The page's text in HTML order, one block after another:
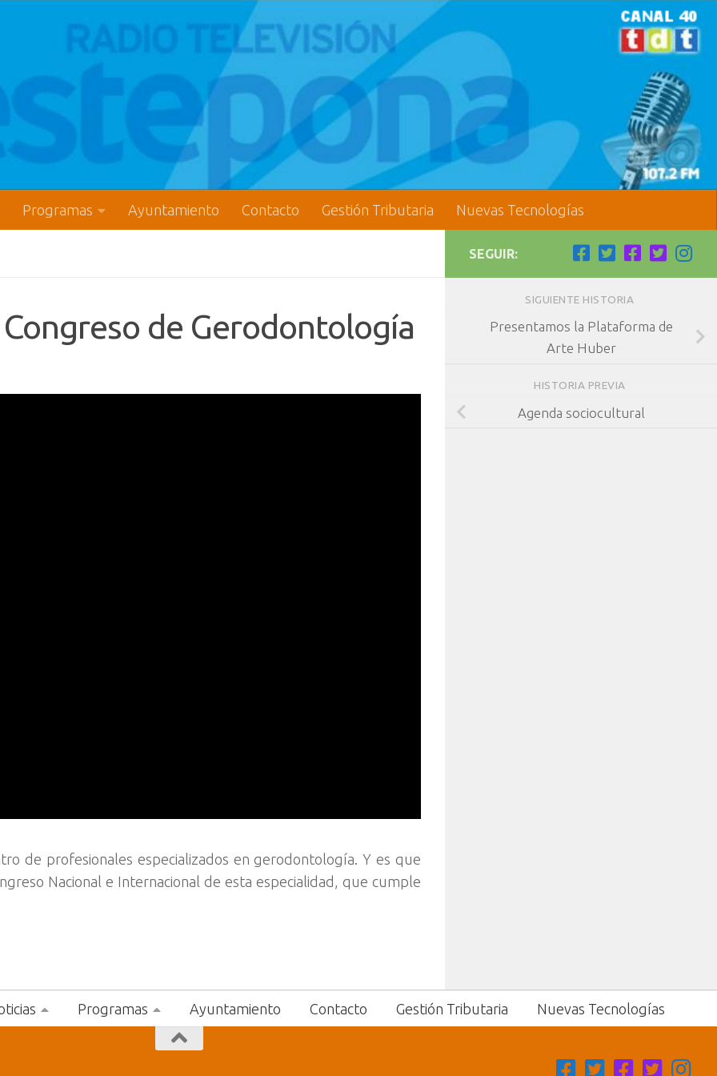
Programas Ayuntamiento Contacto Gestión Tributaria Nuevas Tecnologías
de Gerodontología
de profesionales especializados en gerodontología. Y es que
Nacional e Internacional de esta especialidad, que cumple
SEGUIR:
SIGUIENTE HISTORIA
Presentamos la Plataforma de
Arte Huber
HISTORIA PREVIA
Agenda sociocultural
Programas Ayuntamiento Contacto Gestión Tributaria Nuevas Tecnologías